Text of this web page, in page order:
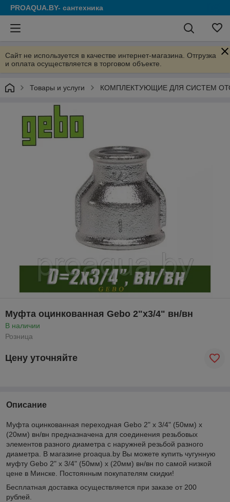
PROAQUA.BY- сантехника
Сайт не используется в качестве интернет-магазина. Отгрузка
и оплата осуществляется в торговом объекте.
Товары и услуги КОМПЛЕКТУЮЩИЕ ДЛЯ СИСТЕМ
Муфта оцинкованная Gebo 2"x3/4" вн/вн
В наличии
Розница
Цену уточняйте
Описание
Муфта оцинкованная переходная Gebo 2" х 3/4" (50мм) х
(20мм) вн/вн предназначена для соединения резьбовых
элементов разного диаметра с наружней резьбой разного
диаметра. В магазине proaqua.by Вы можете купить чугунную
муфту Gebo 2" х 3/4" (50мм) х (20мм) вн/вн по самой низкой
цене в Минске. Постоянным покупателям скидки!
Бесплатная доставка осуществляется при заказе от 200
рублей.